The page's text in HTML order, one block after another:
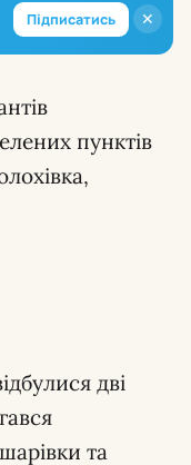
✕
Підписатись
пунктів
дві
та